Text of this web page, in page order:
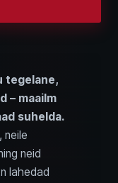
tegelane,
– maailm
suhelda.
neile
neid
lahedad